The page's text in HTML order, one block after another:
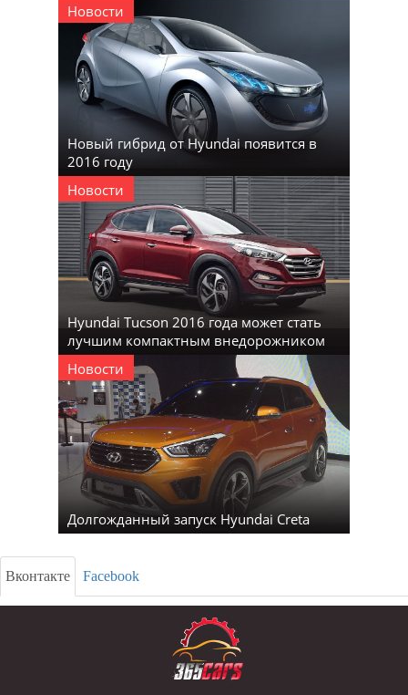
Новости
Новый гибрид от Hyundai появится в
2016 году
Новости
Hyundai Tucson 2016 года может стать
лучшим компактным внедорожником
Новости
Долгожданный запуск Hyundai Creta
Вконтакте Facebook